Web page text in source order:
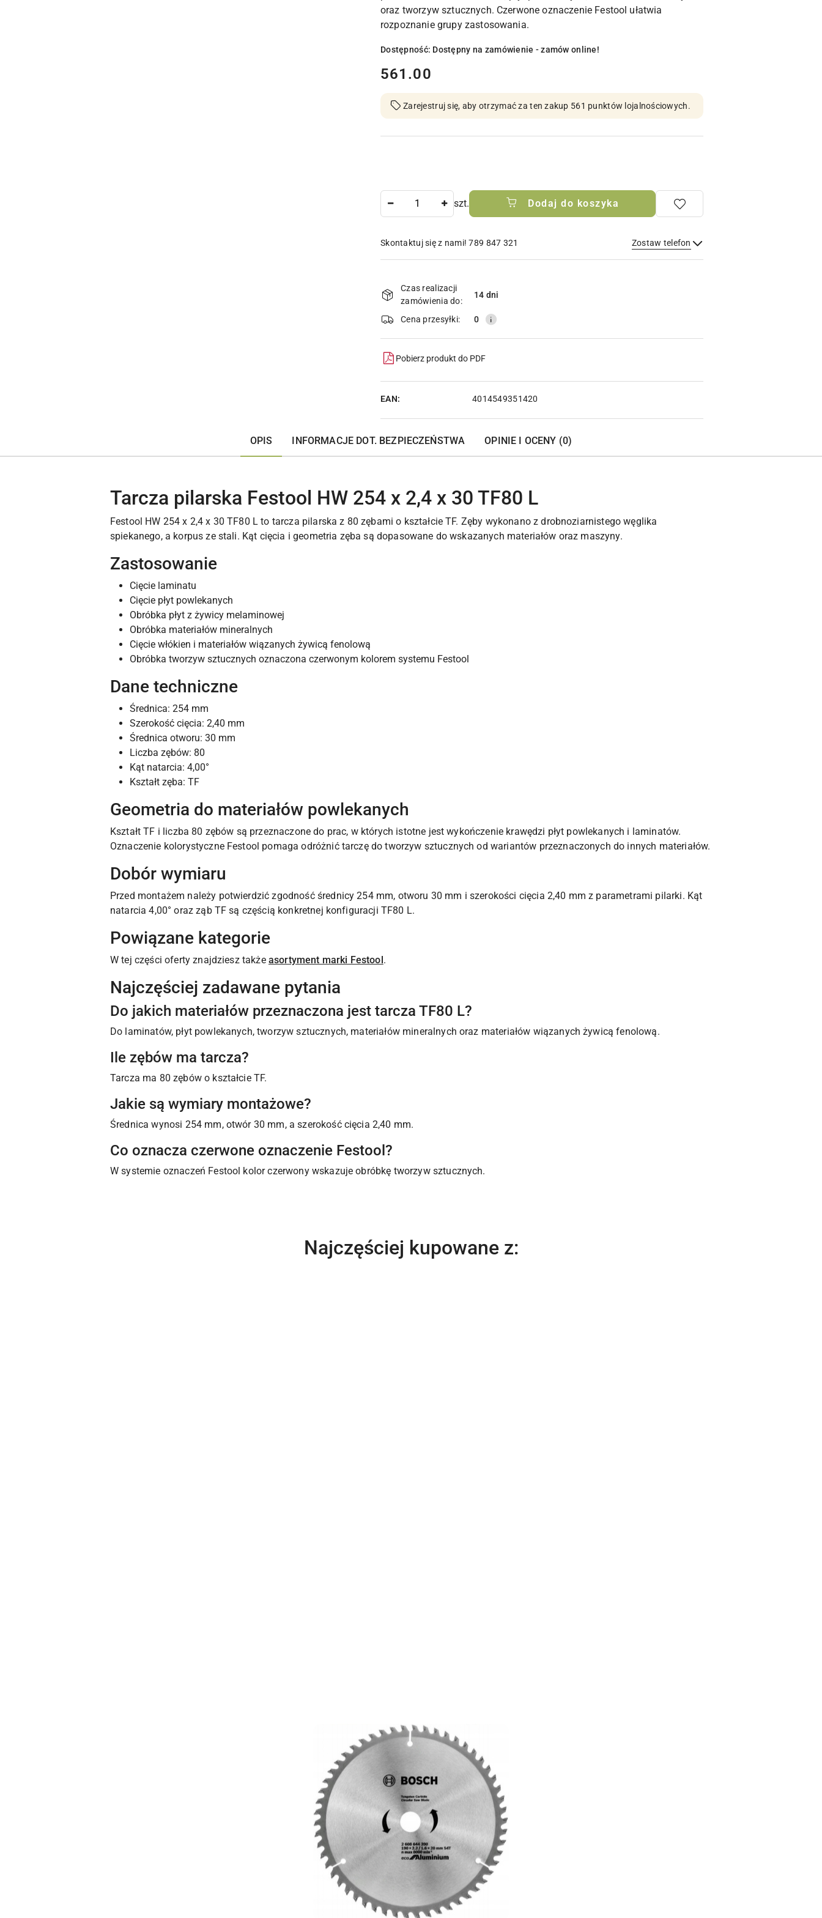
oraz tworzyw sztucznych. Czerwone oznaczenie Festool ułatwia
rozpoznanie grupy zastosowania.
Dostępność: Dostępny na zamówienie - zamów online!
cena:
561.00
Zarejestruj się, aby otrzymać za ten zakup 561 punktów lojalnościowych.
szt. Dodaj do koszyka
Skontaktuj się z nami! 789 847 321 Zostaw telefon
Wyślij
i
dostawa
Czas realizacji
zamówienia do:
14 dni
Cena przesyłki: 0
Pobierz produkt do PDF
EAN: 4014549351420
OPIS INFORMACJE DOT. BEZPIECZEŃSTWA OPINIE I OCENY (0)
Tarcza pilarska Festool HW 254 x 2,4 x 30 TF80 L
Festool HW 254 x 2,4 x 30 TF80 L to tarcza pilarska z 80 zębami o kształcie TF. Zęby wykonano z drobnoziarnistego węglika
spiekanego, a korpus ze stali. Kąt cięcia i geometria zęba są dopasowane do wskazanych materiałów oraz maszyny.
Zastosowanie
Cięcie laminatu
Cięcie płyt powlekanych
Obróbka płyt z żywicy melaminowej
Obróbka materiałów mineralnych
Cięcie włókien i materiałów wiązanych żywicą fenolową
Obróbka tworzyw sztucznych oznaczona czerwonym kolorem systemu Festool
Dane techniczne
Średnica: 254 mm
Szerokość cięcia: 2,40 mm
Średnica otworu: 30 mm
Liczba zębów: 80
Kąt natarcia: 4,00°
Kształt zęba: TF
Geometria do materiałów powlekanych
Kształt TF i liczba 80 zębów są przeznaczone do prac, w których istotne jest wykończenie krawędzi płyt powlekanych i laminatów.
Oznaczenie kolorystyczne Festool pomaga odróżnić tarczę do tworzyw sztucznych od wariantów przeznaczonych do innych materiałów.
Dobór wymiaru
Przed montażem należy potwierdzić zgodność średnicy 254 mm, otworu 30 mm i szerokości cięcia 2,40 mm z parametrami pilarki. Kąt
natarcia 4,00° oraz ząb TF są częścią konkretnej konfiguracji TF80 L.
Powiązane kategorie
W tej części oferty znajdziesz także asortyment marki Festool.
Najczęściej zadawane pytania
Do jakich materiałów przeznaczona jest tarcza TF80 L?
Do laminatów, płyt powlekanych, tworzyw sztucznych, materiałów mineralnych oraz materiałów wiązanych żywicą fenolową.
Ile zębów ma tarcza?
Tarcza ma 80 zębów o kształcie TF.
Jakie są wymiary montażowe?
Średnica wynosi 254 mm, otwór 30 mm, a szerokość cięcia 2,40 mm.
Co oznacza czerwone oznaczenie Festool?
W systemie oznaczeń Festool kolor czerwony wskazuje obróbkę tworzyw sztucznych.
Produkty
Najczęściej kupowane z: